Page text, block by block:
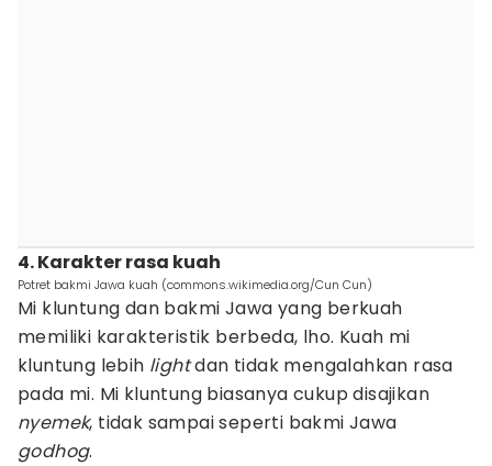
4. Karakter rasa kuah
Potret bakmi Jawa kuah (commons.wikimedia.org/Cun Cun)
Mi kluntung dan bakmi Jawa yang berkuah
memiliki karakteristik berbeda, lho. Kuah mi
kluntung lebih lightdan tidak mengalahkan rasa
pada mi. Mi kluntung biasanya cukup disajikan
nyemek, tidak sampai seperti bakmi Jawa
godhog.